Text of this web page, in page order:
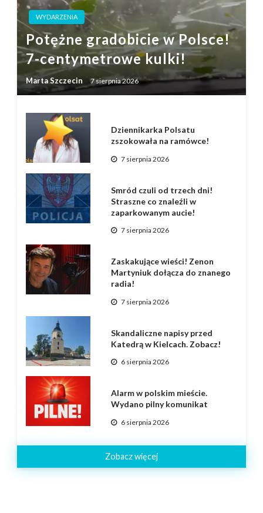
WYDARZENIA
Potężne gradobicie w Polsce!
7-centymetrowe kulki!
Marta Szczecin 7 sierpnia 2026
Dziennikarka Polsatu
zszokowała na ramówce!
7 sierpnia 2026
Smród czuli od trzech dni!
Straszne co znaleźli w
zaparkowanym aucie!
7 sierpnia 2026
Zaskakujące wieści! Zenon
Martyniuk dołącza do znanego
radia!
7 sierpnia 2026
Skandaliczne napisy przed
Katedrą w Kielcach. Zobacz!
6 sierpnia 2026
Alarm w polskim mieście.
Wydano pilny komunikat
6 sierpnia 2026
Zobacz więcej